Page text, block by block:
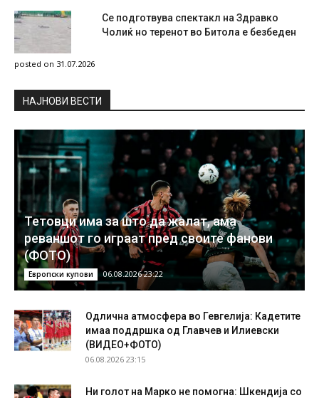
Се подготвува спектакл на Здравко
Чолиќ но теренот во Битола е безбеден
posted on 31.07.2026
НAЈНОВИ ВЕСТИ
Тетовци има за што да жалат, ама
реваншот го играат пред своите фанови
(ФОТО)
Европски купови 06.08.2026 23:22
Одлична атмосфера во Гевгелија: Кадетите
имаа поддршка од Главчев и Илиевски
(ВИДЕО+ФОТО)
06.08.2026 23:15
Ни голот на Марко не помогна: Шкендија со